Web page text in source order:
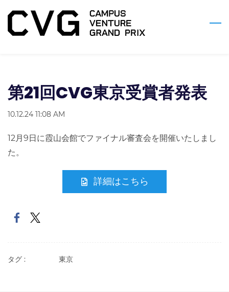
main
第21回CVG東京受賞者発表
10.12.24 11:08 AM
12月9日に霞山会館でファイナル審査会を開催いたしまし
た。
詳細はこちら
タグ : 東京